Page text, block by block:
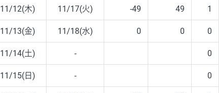
11/12(木) 11/17(火) -49 49 1
11/13(金) 11/18(水) 0 0 0
11/14(土) - 0
11/15(日) - 0